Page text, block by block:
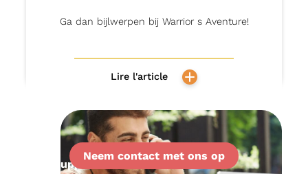
Ga dan bijlwerpen bij Warrior s Aventure!
Lire l'article
Neem contact met ons op
Support